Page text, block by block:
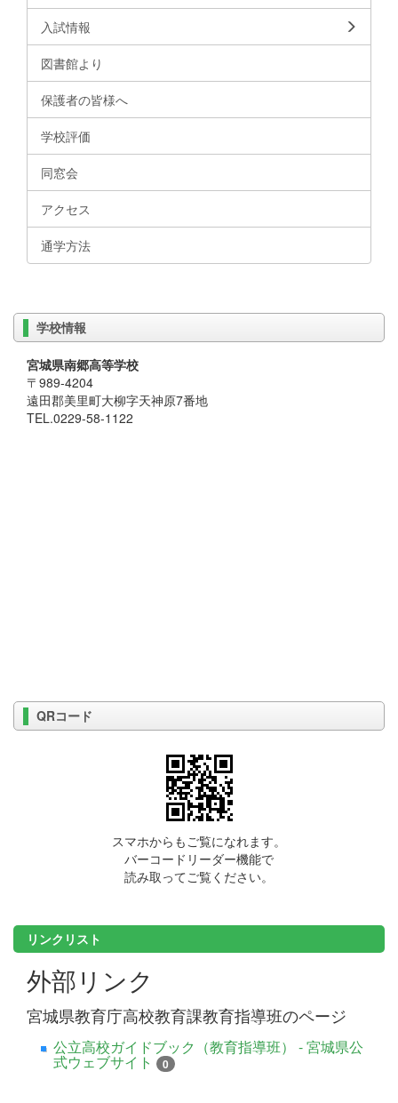
入試情報
図書館より
保護者の皆様へ
学校評価
同窓会
アクセス
通学方法
学校情報
宮城県南郷高等学校
〒989-4204
遠田郡美里町大柳字天神原7番地
TEL.0229-58-1122
QRコード
スマホからもご覧になれます。
バーコードリーダー機能で
読み取ってご覧ください。
リンクリスト
外部リンク
宮城県教育庁高校教育課教育指導班のページ
公立高校ガイドブック（教育指導班） - 宮城県公
式ウェブサイト 0